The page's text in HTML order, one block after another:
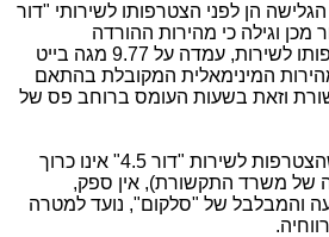
הן לפני הצטרפותו לשירותי "דור
מכן וגילה כי מהירות ההורדה
המקסימלית לאחר הצטרפותו לשירות, עמדה על 9.77 מגה בייט
פחות מהמהירות המינימאלית המקובלת בהתאם
וזאת בשעות העומס ברוחב פס של
לטענת המבקש, למרות שהצטרפות לשירות "דור 4.5" אינו כרוך
של משרד התקשורת), אין ספק,
והמבלבל של "סלקום", נועד למטרה